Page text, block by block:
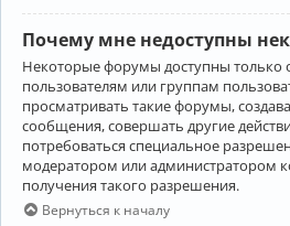
Почему мне недоступны
Некоторые форумы доступны только
пользователям или группам
просматривать такие форумы,
сообщения, совершать другие
потребоваться специальное
модератором или администратором
получения такого разрешения.
Вернуться к началу